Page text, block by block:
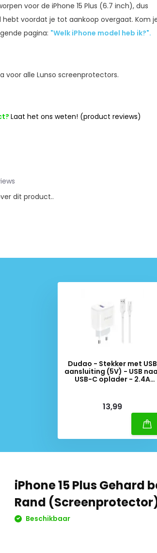
voor de iPhone 15 Plus (6.7 inch), dus
voordat je tot aankoop overgaat. Kom
pagina: "Welk iPhone model heb ik?".
voor alle Lunso screenprotectors.
Laat het ons weten! (product reviews)
dit product..
Dudao - Stekker met USB
aansluiting (5V) - USB
USB-C oplader - 2.4A
13,99
iPhone 15 Plus Gehard
Rand
Beschikbaar